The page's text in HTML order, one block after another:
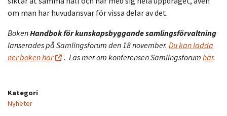
om man har huvudansvar för vissa delar av det.
BokenHandbok för kunskapsbyggande samlingsförvaltning
lanserades på Samlingsforum den 18 november. Du kan ladda
ner boken här
. Läs mer om konferensen Samlingsforum här.
Kategori
Nyheter